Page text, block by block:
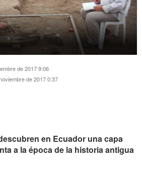
de 2017 9:06
de 2017 0:37
en Ecuador una capa
a la época de la historia antigua